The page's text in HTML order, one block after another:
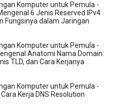
Komputer untuk Pemula -
6 Jenis Reserved IPv4
Fungsinya dalam Jaringan
Komputer untuk Pemula -
Anatomi Nama Domain:
TLD, dan Cara Kerjanya
Komputer untuk Pemula -
Kerja DNS Resolution